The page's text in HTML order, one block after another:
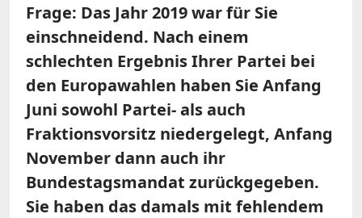
Frage: Das Jahr 2019 war für Sie
einschneidend. Nach einem
schlechten Ergebnis Ihrer Partei bei
den Europawahlen haben Sie Anfang
Juni sowohl Partei- als auch
Fraktionsvorsitz niedergelegt, Anfang
November dann auch ihr
Bundestagsmandat zurückgegeben.
Sie haben das damals mit fehlendem